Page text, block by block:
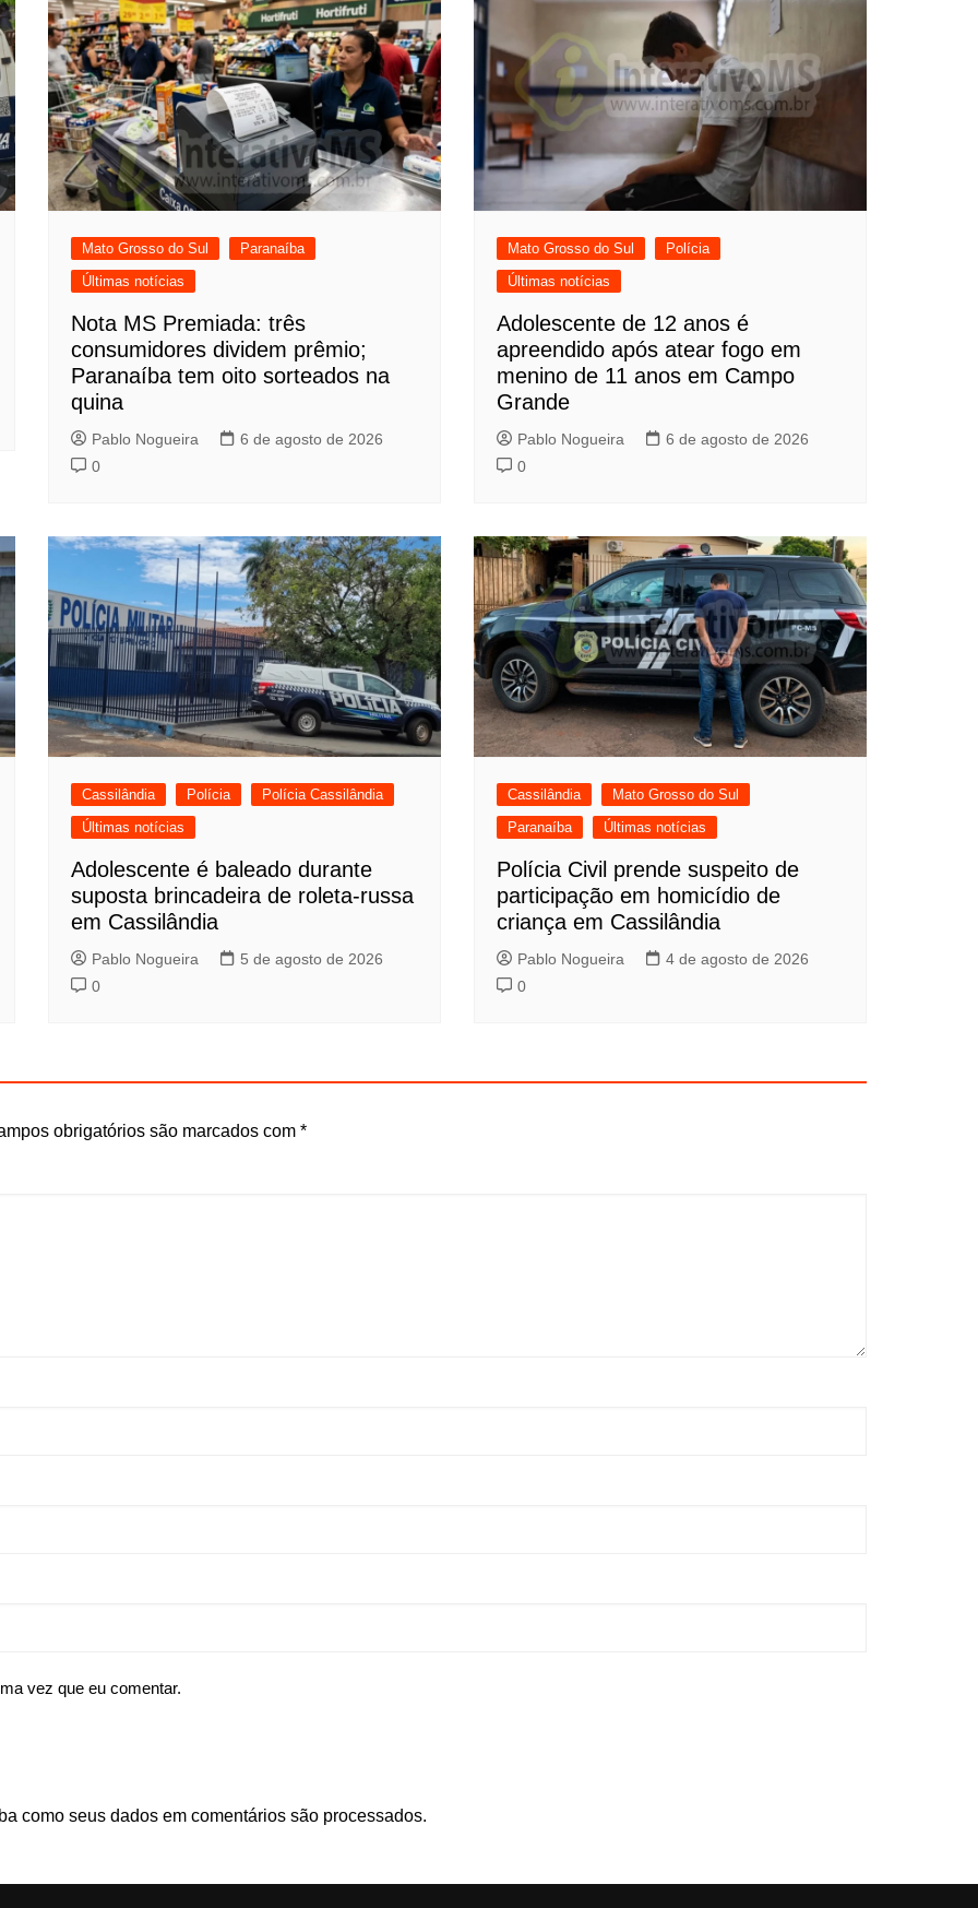
Mato Grosso do Sul
Paranaíba
Últimas notícias
Nota MS Premiada: três
consumidores dividem prêmio;
Paranaíba tem oito sorteados na
quina
Pablo Nogueira
6 de agosto de 2026
0
Mato Grosso do Sul
Polícia
Últimas notícias
Adolescente de 12 anos é
apreendido após atear fogo em
menino de 11 anos em Campo
Grande
Pablo Nogueira
6 de agosto de 2026
0
Cassilândia Polícia
Polícia Cassilândia
Últimas notícias
Adolescente é baleado durante
suposta brincadeira de roleta-russa
em Cassilândia
Pablo Nogueira
5 de agosto de 2026
0
Cassilândia
Mato Grosso do Sul
Paranaíba
Últimas notícias
Polícia Civil prende suspeito de
participação em homicídio de
criança em Cassilândia
Pablo Nogueira
4 de agosto de 2026
0
obrigatórios são marcados com *
vez que eu comentar.
como seus dados em comentários são processados.